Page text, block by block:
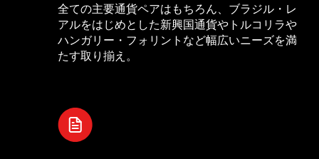
全ての主要通貨ペアはもちろん、ブラジル・レ
アルをはじめとした新興国通貨やトルコリラや
ハンガリー・フォリントなど幅広いニーズを満
たす取り揃え。